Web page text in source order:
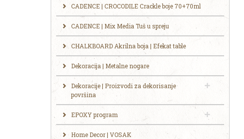
CADENCE | CROCODILE Crackle boje 70+70ml
CADENCE | Mix Media Tuš u spreju
CHALKBOARD Akrilna boja | Efekat table
Dekoracija | Metalne nogare
Dekoracije | Proizvodi za dekorisanje
površina
EPOXY program
Home Decor | VOSAK